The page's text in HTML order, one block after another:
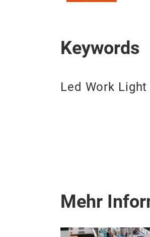
Keywords
Led Work Light
Mehr